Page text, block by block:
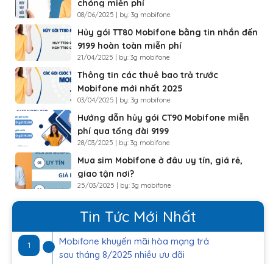
chóng miễn phí
08/06/2025 | by: 3g mobifone
Hủy gói TT80 Mobifone bằng tin nhắn đến
9199 hoàn toàn miễn phí
21/04/2025 | by: 3g mobifone
Thông tin các thuê bao trả trước
Mobifone mới nhất 2025
03/04/2025 | by: 3g mobifone
Hướng dẫn hủy gói CT90 Mobifone miễn
phí qua tổng đài 9199
28/03/2025 | by: 3g mobifone
Mua sim Mobifone ở đâu uy tín, giá rẻ,
giao tận nơi?
25/03/2025 | by: 3g mobifone
Tin Tức Mới Nhất
1
Mobifone khuyến mãi hòa mạng trả
sau tháng 8/2025 nhiều ưu đãi